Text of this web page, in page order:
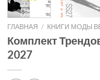
ГЛАВНАЯ / КНИГИ МОДЫ
Комплект
2027